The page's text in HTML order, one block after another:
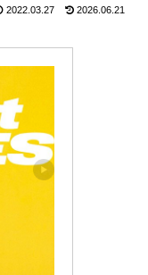
2022.03.27 2026.06.21